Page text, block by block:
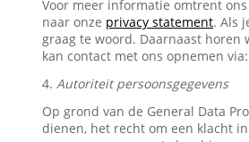
Voor meer informatie omtrent
naar onze privacy statement. Als
graag te woord. Daarnaast horen
kan contact met ons opnemen via:
4. Autoriteit persoonsgegevens
Op grond van de General Data
dienen, het recht om een klacht